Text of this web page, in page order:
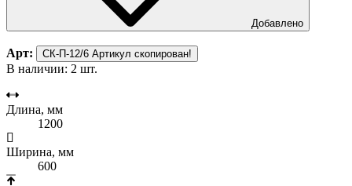
Добавлено
Арт: СК-П-12/6 Артикул скопирован!
В наличии: 2 шт.
Длина, мм
1200
Ширина, мм
600